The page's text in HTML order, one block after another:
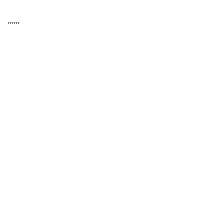
,,,,,,